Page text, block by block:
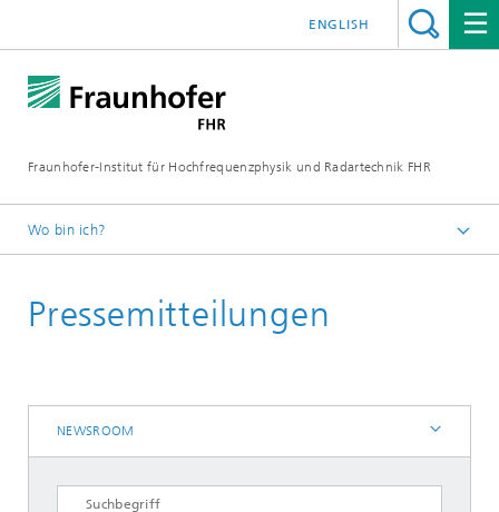
Fraunhofer-Institut für Hochfrequenzphysik und Radartechnik FHR
ENGLISH
Wo bin ich?
Pressemitteilungen
NEWSROOM